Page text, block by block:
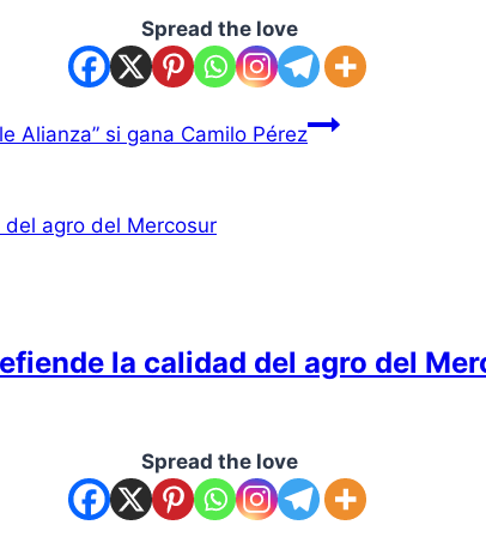
Spread the love
Alianza” si gana Camilo Pérez
la calidad del agro del
Spread the love